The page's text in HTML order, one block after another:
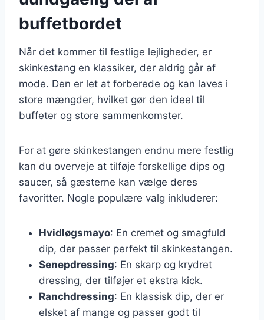
buffetbordet
Når det kommer til festlige lejligheder, er
skinkestang en klassiker, der aldrig går af
mode. Den er let at forberede og kan laves i
store mængder, hvilket gør den ideel til
buffeter og store sammenkomster.
For at gøre skinkestangen endnu mere festlig
kan du overveje at tilføje forskellige dips og
saucer, så gæsterne kan vælge deres
favoritter. Nogle populære valg inkluderer:
Hvidløgsmayo: En cremet og smagfuld
dip, der passer perfekt til skinkestangen.
Senepdressing: En skarp og krydret
dressing, der tilføjer et ekstra kick.
Ranchdressing: En klassisk dip, der er
elsket af mange og passer godt til